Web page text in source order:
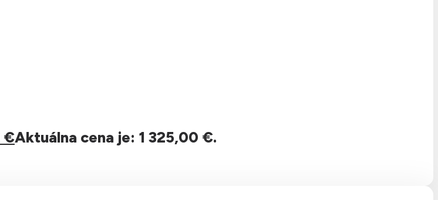
€Aktuálna cena je: 1 325,00 €.